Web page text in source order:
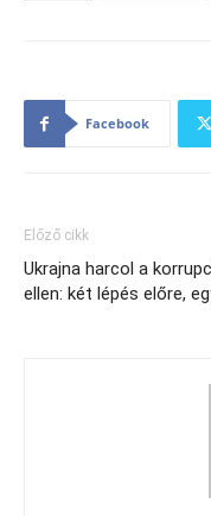
Facebook
Előző cikk
Ukrajna harcol a
ellen: két lépés előre,